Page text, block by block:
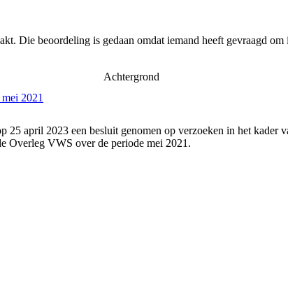
Die beoordeling is gedaan omdat iemand heeft gevraagd
Achtergrond
2021
april 2023 een besluit genomen op verzoeken in het kader
Overleg VWS over de periode mei 2021.